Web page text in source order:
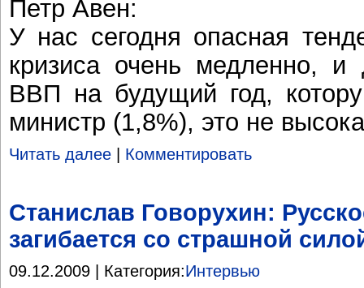
Петр Авен:
У нас сегодня опасная
кризиса очень медленно,
ВВП на будущий год,
министр (1,8%), это не
Читать далее | Комментировать
Станислав Говорухин:
загибается со страшной
09.12.2009 | Категория:Интервью